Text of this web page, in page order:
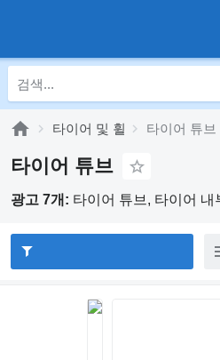
타이어 및 휠 타이어 튜브
타이어 튜브
광고 7개: 타이어 튜브, 타이어